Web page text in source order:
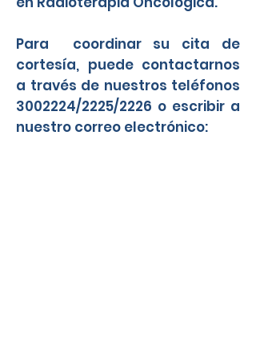
Para coordinar su cita de
cortesía, puede contactarnos
a través de nuestros teléfonos
3002224/2225/2226 o escribir a
nuestro correo electrónico: